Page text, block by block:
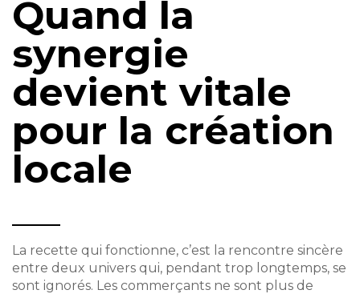
Quand la
synergie
devient vitale
pour la création
locale
La recette qui fonctionne, c’est la rencontre sincère
entre deux univers qui, pendant trop longtemps, se
sont ignorés. Les commerçants ne sont plus de